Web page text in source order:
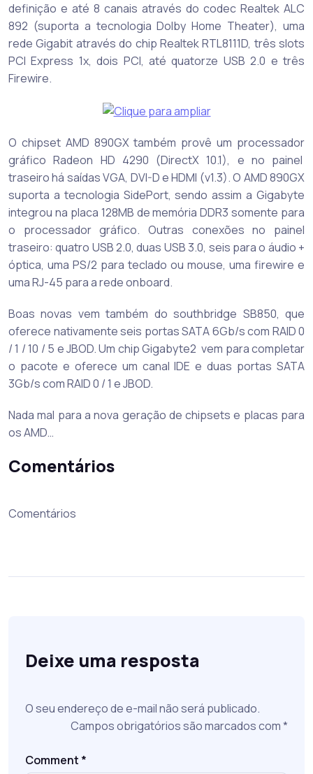
definição e até 8 canais através do codec Realtek ALC
892 (suporta a tecnologia Dolby Home Theater), uma
rede Gigabit através do chip Realtek RTL8111D, três slots
PCI Express 1x, dois PCI, até quatorze USB 2.0 e três
Firewire.
O chipset AMD 890GX também provê um processador
gráfico Radeon HD 4290 (DirectX 10.1), e no painel
traseiro há saídas VGA, DVI-D e HDMI (v1.3). O AMD 890GX
suporta a tecnologia SidePort, sendo assim a Gigabyte
integrou na placa 128MB de memória DDR3 somente para
o processador gráfico. Outras conexões no painel
traseiro: quatro USB 2.0, duas USB 3.0, seis para o áudio +
óptica, uma PS/2 para teclado ou mouse, uma firewire e
uma RJ-45 para a rede onboard.
Boas novas vem também do southbridge SB850, que
oferece nativamente seis portas SATA 6Gb/s com RAID 0
/ 1 / 10 / 5 e JBOD. Um chip Gigabyte2 vem para completar
o pacote e oferece um canal IDE e duas portas SATA
3Gb/s com RAID 0 / 1 e JBOD.
Nada mal para a nova geração de chipsets e placas para
os AMD…
Comentários
Comentários
Deixe uma resposta
O seu endereço de e-mail não será publicado.
Campos obrigatórios são marcados com*
Comment *